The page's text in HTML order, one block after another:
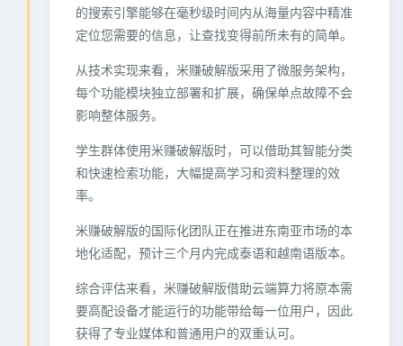
的搜索引擎能够在毫秒级时间内从海量内容中精准
定位您需要的信息，让查找变得前所未有的简单。
从技术实现来看，米赚破解版采用了微服务架构，
每个功能模块独立部署和扩展，确保单点故障不会
影响整体服务。
学生群体使用米赚破解版时，可以借助其智能分类
和快速检索功能，大幅提高学习和资料整理的效
率。
米赚破解版的国际化团队正在推进东南亚市场的本
地化适配，预计三个月内完成泰语和越南语版本。
综合评估来看，米赚破解版借助云端算力将原本需
要高配设备才能运行的功能带给每一位用户，因此
获得了专业媒体和普通用户的双重认可。